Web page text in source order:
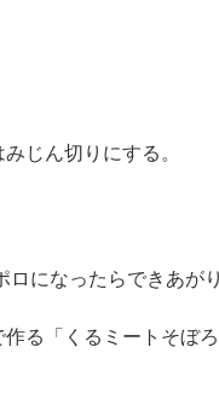
じん切りにする。
になったらできあがり
る「くるミートそぼ